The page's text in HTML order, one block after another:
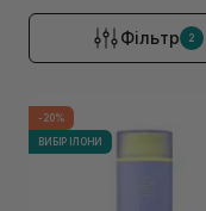
Фільтр 2
-20%
ВИБІР ІЛОНИ